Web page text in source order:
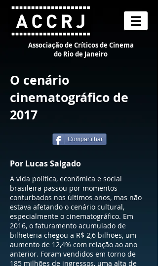
Associação de Críticos de Cinema
do Rio de Janeiro
O cenário
cinematográfico de
2017
Compartilhar
Por Lucas Salgado
A vida política, econômica e social
brasileira passou por momentos
conturbados nos últimos anos, mas não
estava afetando o cenário cultural,
especialmente o cinematográfico. Em
2016, o faturamento acumulado de
bilheteria chegou a R$ 2,6 bilhões, um
aumento de 12,4% com relação ao ano
anterior. Foram vendidos em torno de
185 milhões de ingressos, uma alta de